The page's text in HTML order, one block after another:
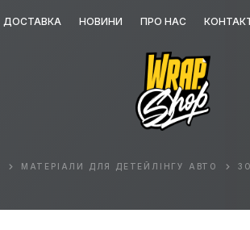
ДОСТАВКА НОВИНИ ПРО НАС
МАТЕРІАЛИ ДЛЯ ДЕТЕЙЛІНГУ АВТО